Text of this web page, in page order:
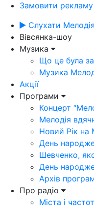
Замовити рекламу
Слухати
Вівсянка-шоу
Музика
Що це була за
Музика
Акції
Програми
Концерт
Мелодія
Новий Рік на
День
Шевченко,
День
Архів
Про радіо
Міста і